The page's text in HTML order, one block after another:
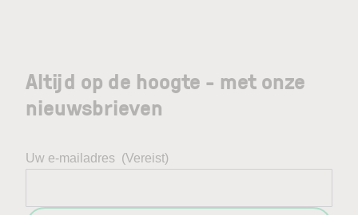
Altijd op de hoogte - met onze
nieuwsbrieven
Uw e-mailadres (Vereist)